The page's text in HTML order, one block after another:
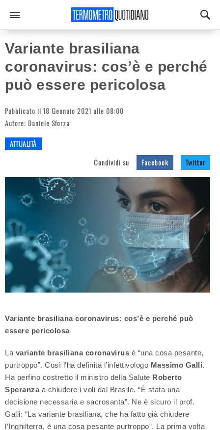
Variante brasiliana
coronavirus: cos’è e perché
può essere pericolosa
Pubblicato il 18 Gennaio 2021 alle 08:00
Autore: Daniele Sforza
ATTUALITÀ
Condividi su
Facebook Twitter
Variante brasiliana coronavirus: cos’è e perché può
essere pericolosa
La variante brasiliana coronavirus è “una cosa pesante,
purtroppo”. Così l’ha definita l’infettivologo Massimo Galli.
Ha perfino costretto il ministro della Salute Roberto
Speranzaa chiudere i voli dal Brasile. “È stata una
decisione necessaria e sacrosanta”. Ne è sicuro il prof.
Galli: “La variante brasiliana, che ha fatto già chiudere
l’Inghilterra, è una cosa pesante purtroppo”. La prima volta